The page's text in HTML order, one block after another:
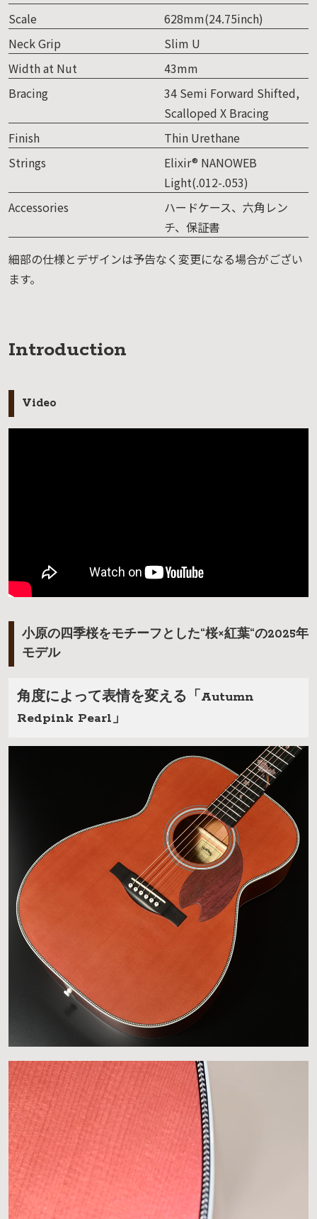
Scale
628mm(24.75inch)
Neck Grip
Slim U
Width at Nut
43mm
Bracing
34 Semi Forward Shifted,
Scalloped X Bracing
Finish
Thin Urethane
Strings
Elixir® NANOWEB
Light(.012-.053)
Accessories
ハードケース、六角レン
チ、保証書
細部の仕様とデザインは予告なく変更になる場合がござい
ます。
Introduction
Video
小原の四季桜をモチーフとした“桜×紅葉“の2025年
モデル
角度によって表情を変える「Autumn
Redpink Pearl」